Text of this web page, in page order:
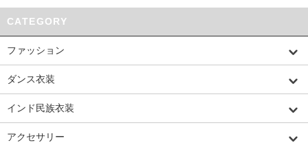
CATEGORY
ファッション
ダンス衣装
インド民族衣装
アクセサリー